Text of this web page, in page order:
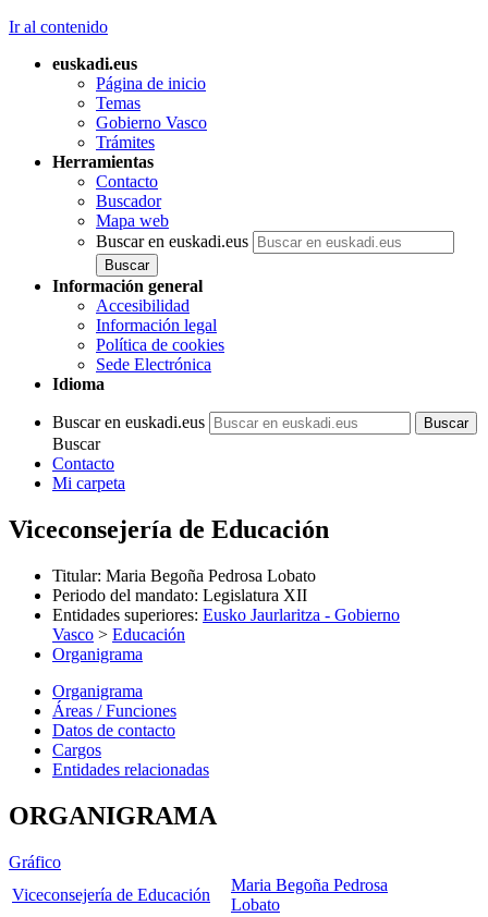
Ir al contenido
euskadi.eus
Página de inicio
Temas
Gobierno Vasco
Trámites
Herramientas
Contacto
Buscador
Mapa web
Buscar en euskadi.eus
Información general
Accesibilidad
Información legal
Política de cookies
Sede Electrónica
Idioma
Buscar en euskadi.eus
Buscar
Contacto
Mi carpeta
Viceconsejería de Educación
Titular: Maria Begoña Pedrosa Lobato
Periodo del mandato: Legislatura XII
Entidades superiores: Eusko Jaurlaritza - Gobierno
Vasco > Educación
Organigrama
Organigrama
Áreas / Funciones
Datos de contacto
Cargos
Entidades relacionadas
ORGANIGRAMA
Gráfico
Viceconsejería de Educación
Maria Begoña Pedrosa
Lobato